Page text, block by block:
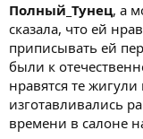
Полный_Тунец, а
сказала, что ей
приписывать ей
были к
нравятся те
изготавливались
времени в салоне